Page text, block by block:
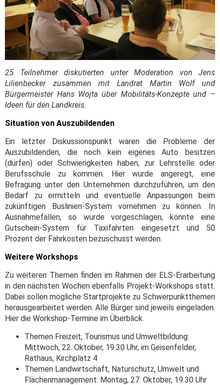
25 Teilnehmer diskutierten unter Moderation von Jens
Lilienbecker zusammen mit Landrat Martin Wolf und
Bürgermeister Hans Wojta über Mobilitäts-Konzepte und –
Ideen für den Landkreis.
Situation von Auszubildenden
Ein letzter Diskussionspunkt waren die Probleme der
Auszubildenden, die noch kein eigenes Auto besitzen
(dürfen) oder Schwierigkeiten haben, zur Lehrstelle oder
Berufsschule zu kommen. Hier wurde angeregt, eine
Befragung unter den Unternehmen durchzuführen, um den
Bedarf zu ermitteln und eventuelle Anpassungen beim
zukünftigen Buslinien-System vornehmen zu können. In
Ausnahmefällen, so wurde vorgeschlagen, könnte eine
Gutschein-System für Taxifahrten eingesetzt und 50
Prozent der Fahrkosten bezuschusst werden.
Weitere Workshops
Zu weiteren Themen finden im Rahmen der ELS-Erarbeitung
in den nächsten Wochen ebenfalls Projekt-Workshops statt.
Dabei sollen mögliche Startprojekte zu Schwerpunktthemen
herausgearbeitet werden. Alle Bürger sind jeweils eingeladen.
Hier die Workshop-Termine im Überblick.
Themen Freizeit, Tourismus und Umweltbildung:
Mittwoch, 22. Oktober, 19.30 Uhr, im Geisenfelder,
Rathaus, Kirchplatz 4
Themen Landwirtschaft, Naturschutz, Umwelt und
Flächenmanagement: Montag, 27. Oktober, 19.30 Uhr